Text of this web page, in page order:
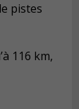
pistes
116 km,